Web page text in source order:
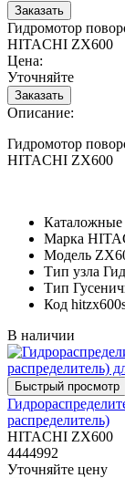
Гидромотор
HITACHI ZX600
Цена:
Уточняйте
Описание:
Гидромотор
HITACHI ZX600
Каталожные
Марка
Модель
Тип узла
Тип
Код
В наличии
распределитель)
HITACHI ZX600
4444992
Уточняйте цену